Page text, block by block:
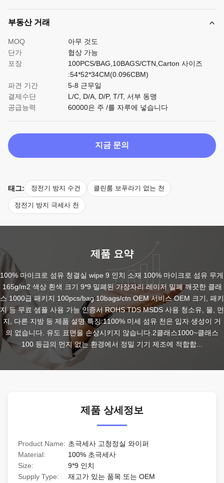
부동산 거래
MOQ
아무 것도
단가
협상 가능
포장
100PCS/BAG,10BAGS/CTN,Carton 사이즈
:54*52*34CM(0.096CBM)
파견 기간
5-8 근무일
결제수단
L/C, D/A, D/P, T/T, 서부 동맹
공급능력
60000은 주 /를 자루에 넣습니다
지금 문의
태그: 정전기 방지 수건 클린룸 보푸라기 없는 천
정전기 방지 극세사 천
제품 요약
100% 마이크로 섬유 청결실 wipe 9 인치 소재 100% 마이크로 섬유 무게
165g/m2 색상 흰색 크기 9*9 밀폐된 가장자리 레이저 밀폐 깨끗한 클래
스 1000급 패키지 100pcs/bag 10bags/ctn OEM 서비스 OEM 크기, 패키
지 등 무료 샘플 사용 가능 인증서 ROHS TDS MSDS 사용 청소유, 물, 먼
지, 다른 지방 등 제품 설명 특징:1100% 미세 섬유 천은 입자 생성이 거
의 없습니다. 유도 표면을 손상시키지 않습니다.2클래스1000~클래스
100 등급의 먼지 없는 환경에서 정밀 기기 제조에 적합합...
제품 상세정보
Product Name: 초극세사 고청정실 와이퍼
Material:
100% 초극세사
Size:
9*9 인치
Supply Type:
재고가 있는 품목 또는 OEM